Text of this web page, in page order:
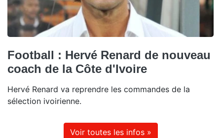
Football : Hervé Renard de nouveau
coach de la Côte d'Ivoire
Hervé Renard va reprendre les commandes de la
sélection ivoirienne.
Voir toutes les infos »